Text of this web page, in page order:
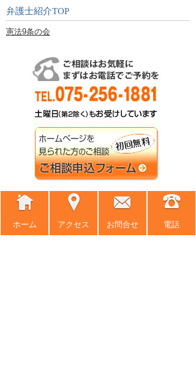
弁護士紹介TOP
憲法9条の会
ホーム アクセス お問合せ 電話